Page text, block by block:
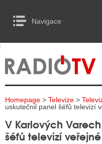
Navigace
RADIA
TELEVIZE
INTERNET
TISK
to Content
Homepage > Televize >
uskutečnil panel šéfů televizí
V Karlových
šéfů televizí